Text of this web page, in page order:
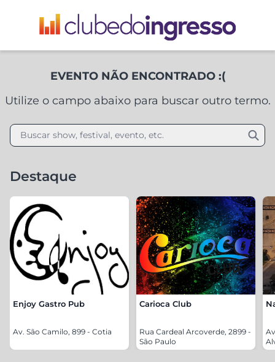
EVENTO NÃO ENCONTRADO :(
Utilize o campo abaixo para buscar outro termo.
Buscar show, festival, evento, etc.
Destaque
Enjoy Gastro Pub
Av. São Camilo, 899 - Cotia
Carioca Club
Rua Cardeal Arcoverde, 2899 -
São Paulo